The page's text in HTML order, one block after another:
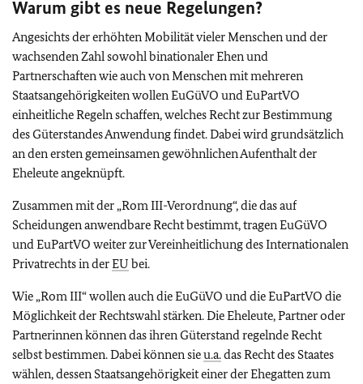
Warum gibt es neue Regelungen?
Angesichts der erhöhten Mobilität vieler Menschen und der
wachsenden Zahl sowohl binationaler Ehen und
Partnerschaften wie auch von Menschen mit mehreren
Staatsangehörigkeiten wollen EuGüVO und EuPartVO
einheitliche Regeln schaffen, welches Recht zur Bestimmung
des Güterstandes Anwendung findet. Dabei wird grundsätzlich
an den ersten gemeinsamen gewöhnlichen Aufenthalt der
Eheleute angeknüpft.
Zusammen mit der „Rom III-Verordnung“, die das auf
Scheidungen anwendbare Recht bestimmt, tragen EuGüVO
und EuPartVO weiter zur Vereinheitlichung des Internationalen
Privatrechts in derEU bei.
Wie „Rom III“ wollen auch die EuGüVO und die EuPartVO die
Möglichkeit der Rechtswahl stärken. Die Eheleute, Partner oder
Partnerinnen können das ihren Güterstand regelnde Recht
selbst bestimmen. Dabei können sieu.a.das Recht des Staates
wählen, dessen Staatsangehörigkeit einer der Ehegatten zum